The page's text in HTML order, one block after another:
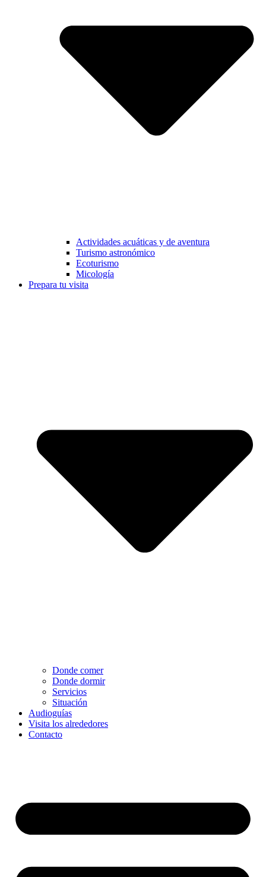
Actividades acuáticas y de aventura
Turismo astronómico
Ecoturismo
Micología
Prepara tu visita
Donde comer
Donde dormir
Servicios
Situación
Audioguías
Visita los alrededores
Contacto